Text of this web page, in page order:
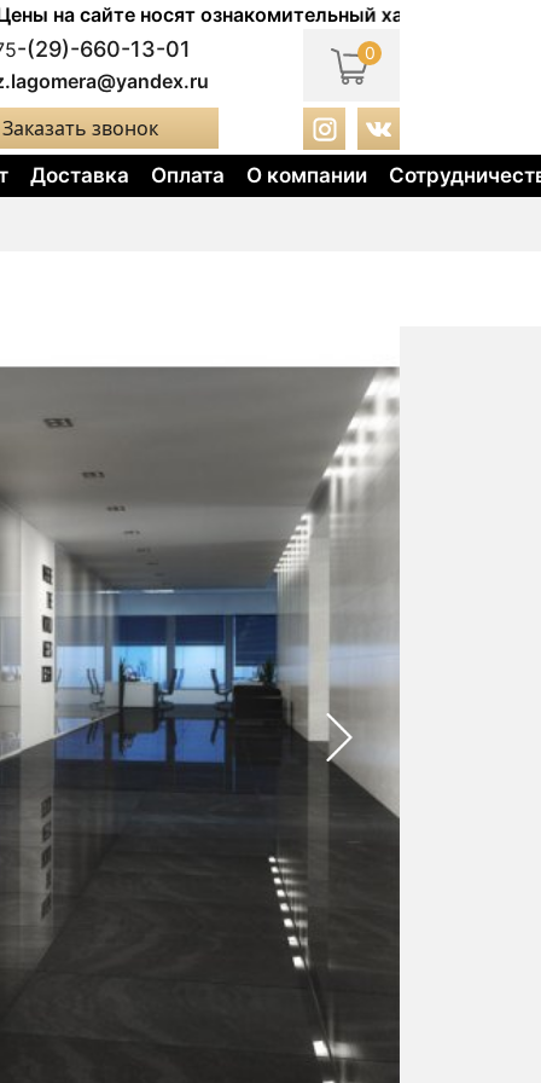
носят ознакомительный характер. Актуальные
-(29)-660-13-01
Заказать звонок
0
Доставка Оплата О компании